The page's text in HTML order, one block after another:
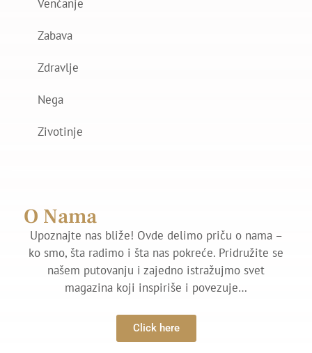
Venčanje
Zabava
Zdravlje
Nega
Zivotinje
O Nama
Upoznajte nas bliže! Ovde delimo priču o nama –
ko smo, šta radimo i šta nas pokreće. Pridružite se
našem putovanju i zajedno istražujmo svet
magazina koji inspiriše i povezuje…
Click here